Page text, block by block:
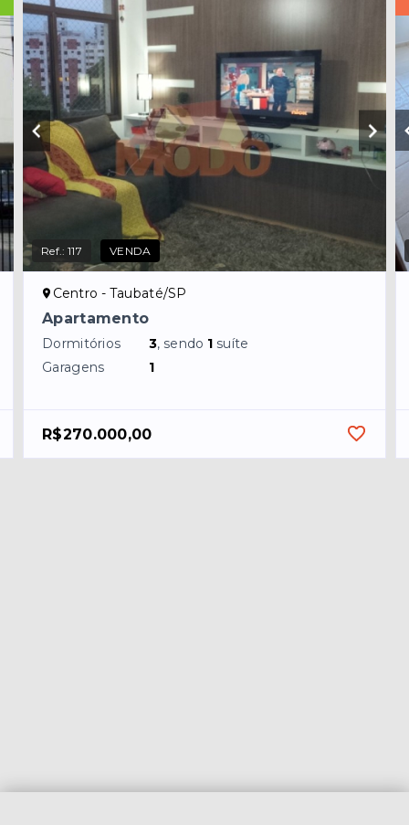
Ref.:117 VENDA
Centro - Taubaté/SP
Apartamento
Dormitórios 3, sendo 1 suíte
Garagens
1
R$270.000,00